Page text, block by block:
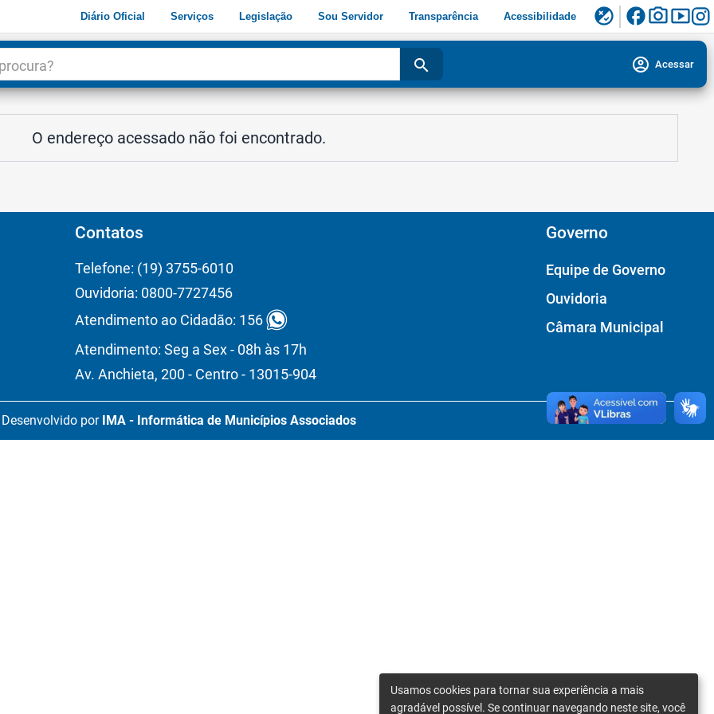
Diário Oficial Serviços Legislação Sou Servidor Transparência Acessibilidade flaky facebookphoto_camerasmart_display
search account_circle Acessar
O endereço acessado não foi encontrado.
Contatos
Telefone: (19) 3755-6010
Ouvidoria: 0800-7727456
Atendimento ao Cidadão: 156
Atendimento: Seg a Sex - 08h às 17h
Av. Anchieta, 200 - Centro - 13015-904
Governo
Equipe de Governo
Ouvidoria
Câmara Municipal
Desenvolvido por IMA - Informática de Municípios Associados
Usamos cookies para tornar sua experiência a mais
agradável possível. Se continuar navegando neste site, você